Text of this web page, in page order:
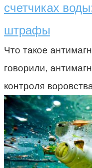
счетчиках
штрафы
Что такое
говорили,
контроля